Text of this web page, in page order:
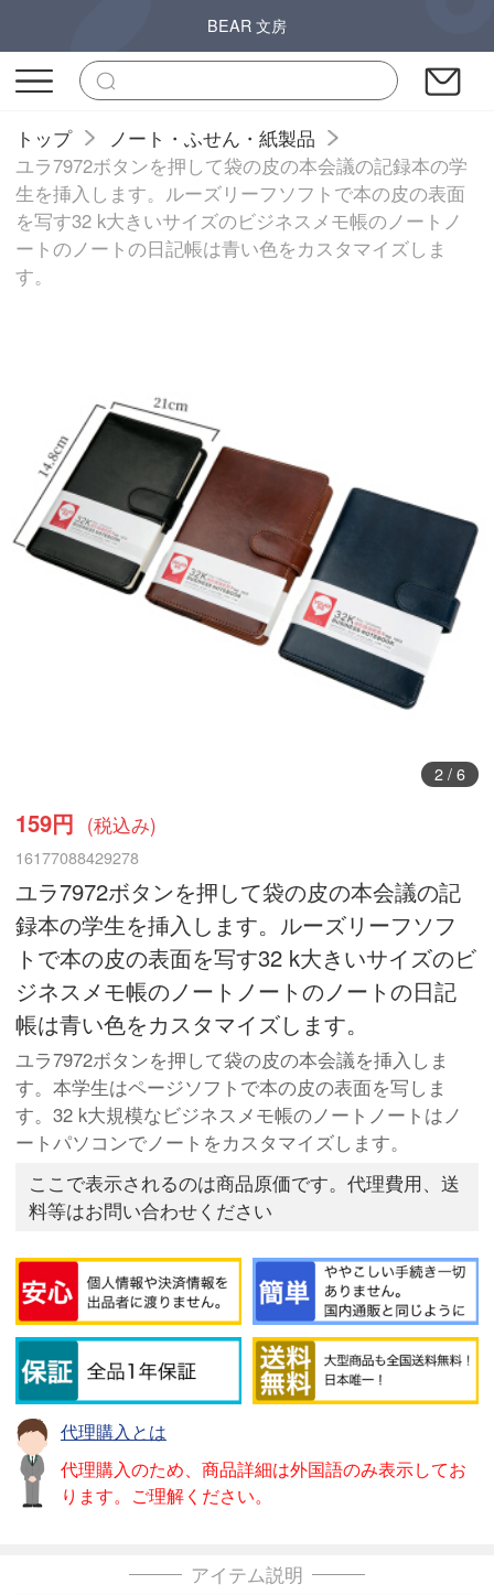
BEAR 文房
トップ
ノート・ふせん・紙製品
ユラ7972ボタンを押して袋の皮の本会議の記録本の学
生を挿入します。ルーズリーフソフトで本の皮の表面
を写す32 k大きいサイズのビジネスメモ帳のノートノ
ートのノートの日記帳は青い色をカスタマイズしま
す。
3/ 6
159円 (税込み)
16177088429278
ユラ7972ボタンを押して袋の皮の本会議の記
録本の学生を挿入します。ルーズリーフソフ
トで本の皮の表面を写す32 k大きいサイズのビ
ジネスメモ帳のノートノートのノートの日記
帳は青い色をカスタマイズします。
ユラ7972ボタンを押して袋の皮の本会議を挿入しま
す。本学生はページソフトで本の皮の表面を写しま
す。32 k大規模なビジネスメモ帳のノートノートはノ
ートパソコンでノートをカスタマイズします。
ここで表示されるのは商品原価です。代理費用、送
料等はお問い合わせください
代理購入とは
代理購入のため、商品詳細は外国語のみ表示してお
ります。ご理解ください。
アイテム説明